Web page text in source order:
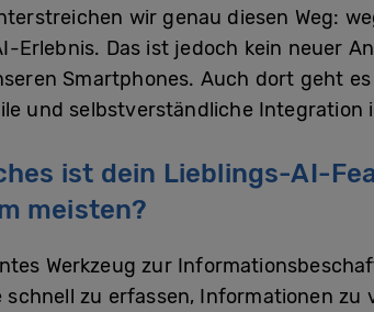
wir genau diesen Weg:
Erlebnis. Das ist jedoch kein neuer
Smartphones. Auch dort geht
und selbstverständliche Integration
ist dein Lieblings-AI-
meisten?
Werkzeug zur
zu erfassen, Informationen